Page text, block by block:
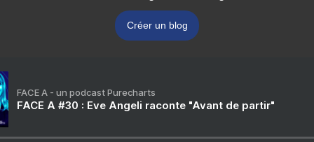
Créer un blog
FACE A - un podcast Purecharts
FACE A #30 : Eve Angeli raconte "Avant de partir"